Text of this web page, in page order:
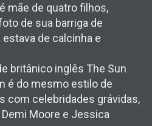
mãe de quatro filhos,
de sua barriga de
de calcinha e
britânico inglês The Sun
é do mesmo estilo de
com celebridades grávidas,
Moore e Jessica